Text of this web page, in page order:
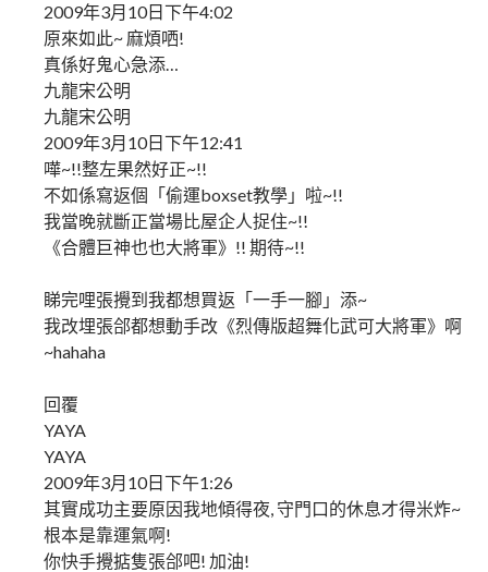
2009年3月10日下午4:02
原來如此~ 麻煩哂!
真係好鬼心急添…
九龍宋公明
九龍宋公明
2009年3月10日下午12:41
嘩~!!整左果然好正~!!
不如係寫返個「偷運boxset教學」啦~!!
我當晚就斷正當場比屋企人捉住~!!
《合體巨神也也大將軍》!! 期待~!!
睇完哩張攪到我都想買返「一手一腳」添~
我改埋張郃都想動手改《烈傳版超舞化武可大將軍》啊
~hahaha
回覆
YAYA
YAYA
2009年3月10日下午1:26
其實成功主要原因我地傾得夜, 守門口的休息才得米炸~
根本是靠運氣啊!
你快手攪掂隻張郃吧! 加油!